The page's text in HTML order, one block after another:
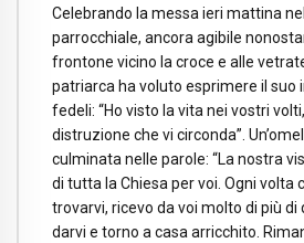
Celebrando la messa ieri mattina
parrocchiale, ancora agibile
frontone vicino la croce e alle
patriarca ha voluto esprimere il suo
fedeli: “Ho visto la vita nei vostri
distruzione che vi circonda”.
culminata nelle parole: “La nostra
di tutta la Chiesa per voi. Ogni volta
trovarvi, ricevo da voi molto di più di
darvi e torno a casa arricchito.